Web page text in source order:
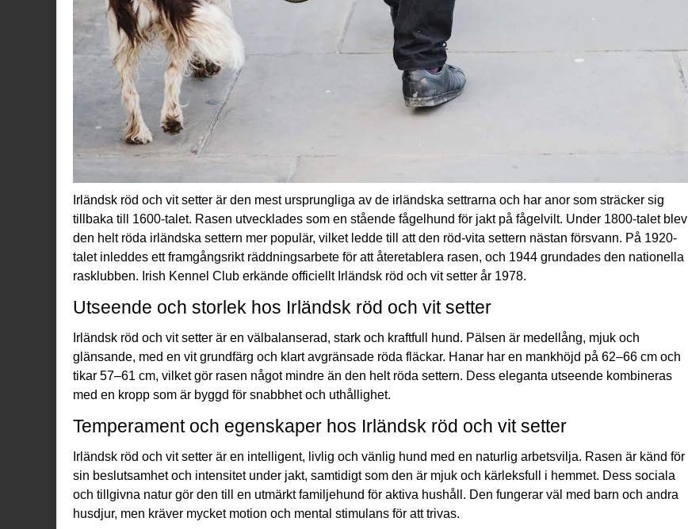
Irländsk röd och vit setter är den mest ursprungliga av de irländska settrarna och har anor som sträcker sig
tillbaka till 1600-talet. Rasen utvecklades som en stående fågelhund för jakt på fågelvilt. Under 1800-talet blev
den helt röda irländska settern mer populär, vilket ledde till att den röd-vita settern nästan försvann. På 1920-
talet inleddes ett framgångsrikt räddningsarbete för att återetablera rasen, och 1944 grundades den nationella
rasklubben. Irish Kennel Club erkände officiellt Irländsk röd och vit setter år 1978.
Utseende och storlek hos Irländsk röd och vit setter
Irländsk röd och vit setter är en välbalanserad, stark och kraftfull hund. Pälsen är medellång, mjuk och
glänsande, med en vit grundfärg och klart avgränsade röda fläckar. Hanar har en mankhöjd på 62–66 cm och
tikar 57–61 cm, vilket gör rasen något mindre än den helt röda settern. Dess eleganta utseende kombineras
med en kropp som är byggd för snabbhet och uthållighet.
Temperament och egenskaper hos Irländsk röd och vit setter
Irländsk röd och vit setter är en intelligent, livlig och vänlig hund med en naturlig arbetsvilja. Rasen är känd för
sin beslutsamhet och intensitet under jakt, samtidigt som den är mjuk och kärleksfull i hemmet. Dess sociala
och tillgivna natur gör den till en utmärkt familjehund för aktiva hushåll. Den fungerar väl med barn och andra
husdjur, men kräver mycket motion och mental stimulans för att trivas.